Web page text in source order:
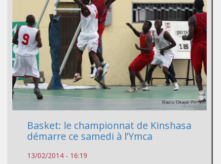
Basket: le championnat de Kinshasa
démarre ce samedi à l’Ymca
13/02/2014 - 16:19